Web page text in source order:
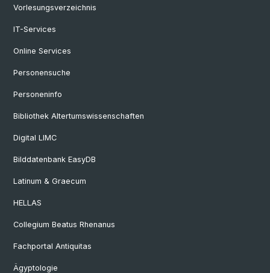
Vorlesungsverzeichnis
IT-Services
Online Services
Personensuche
Personeninfo
Bibliothek Altertumswissenschaften
Digital LIMC
Bilddatenbank EasyDB
Latinum & Graecum
HELLAS
Collegium Beatus Rhenanus
Fachportal Antiquitas
Ägyptologie